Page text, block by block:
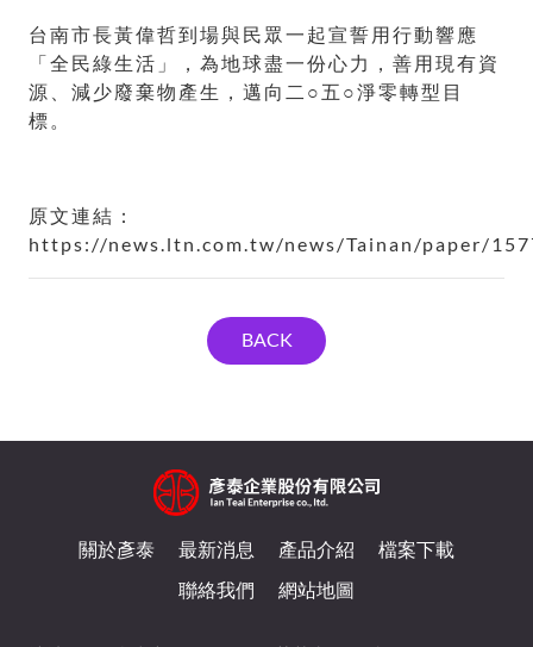
台南市長黃偉哲到場與民眾一起宣誓用行動響應
「全民綠生活」，為地球盡一份心力，善用現有資
源、減少廢棄物產生，邁向二○五○淨零轉型目
標。
原文連結：
https://news.ltn.com.tw/news/Tainan/paper/
BACK
關於彥泰 最新消息 產品介紹
檔案下載
聯絡我們
網站地圖